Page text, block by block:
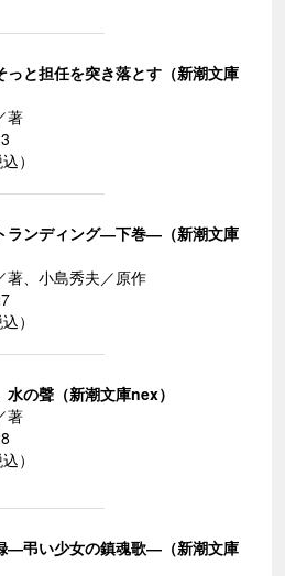
っと担任を突き落とす（新潮文庫
著
）
ランディング―下巻―（新潮文庫
著、小島秀夫／原作
）
水の聲（新潮文庫nex）
著
）
―弔い少女の鎮魂歌―（新潮文庫